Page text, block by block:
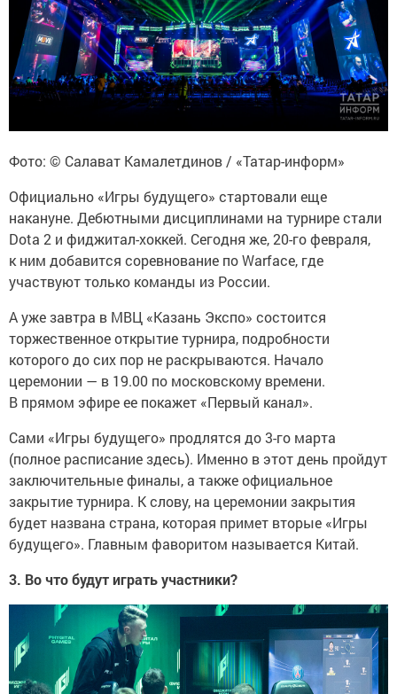
Фото: © Салават Камалетдинов / «Татар-информ»
Официально «Игры будущего» стартовали еще
накануне. Дебютными дисциплинами на турнире стали
Dota 2 и фиджитал-хоккей. Сегодня же, 20-го февраля,
к ним добавится соревнование по Warface, где
участвуют только команды из России.
А уже завтра в МВЦ «Казань Экспо» состоится
торжественное открытие турнира, подробности
которого до сих пор не раскрываются. Начало
церемонии — в 19.00 по московскому времени.
В прямом эфире ее покажет «Первый канал».
Сами «Игры будущего» продлятся до 3-го марта
(полное расписание здесь). Именно в этот день пройдут
заключительные финалы, а также официальное
закрытие турнира. К слову, на церемонии закрытия
будет названа страна, которая примет вторые «Игры
будущего». Главным фаворитом называется Китай.
3. Во что будут играть участники?